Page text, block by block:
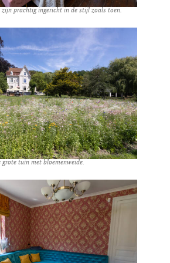
zijn prachtig ingericht in de stijl zoals toen.
grote tuin met bloemenweide.